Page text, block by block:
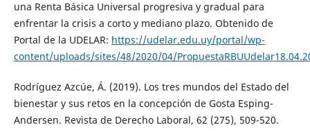
una Renta Básica Universal progresiva y gradual para
enfrentar la crisis a corto y mediano plazo. Obtenido de
Portal de la UDELAR: https://udelar.edu.uy/portal/wp-
content/uploads/sites/48/2020/04/
Rodríguez Azcúe, Á. (2019). Los tres mundos del Estado del
bienestar y sus retos en la concepción de Gosta Esping-
Andersen. Revista de Derecho Laboral, 62 (275), 509-520.